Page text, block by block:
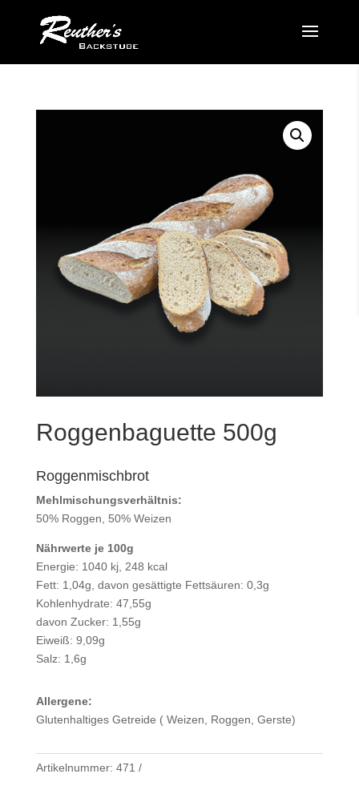
Roggenbaguette 500g
Roggenmischbrot
Mehlmischungsverhältnis:
50% Roggen, 50% Weizen
Nährwerte je 100g
Energie: 1040 kj, 248 kcal
Fett: 1,04g, davon gesättigte Fettsäuren: 0,3g
Kohlenhydrate: 47,55g
davon Zucker: 1,55g
Eiweiß: 9,09g
Salz: 1,6g
Allergene:
Glutenhaltiges Getreide ( Weizen, Roggen, Gerste)
Artikelnummer: 471